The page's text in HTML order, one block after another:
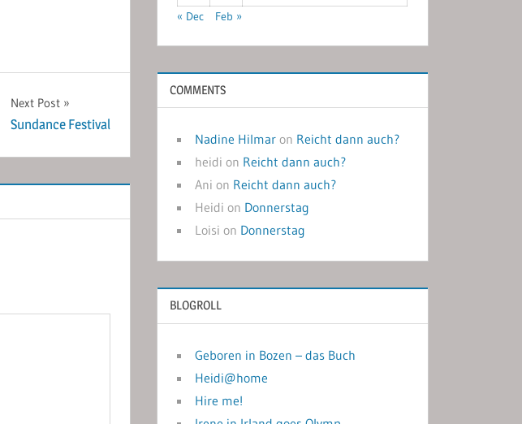
Next Post
Sundance Festival
« Dec
Feb »
COMMENTS
Nadine Hilmar on Reicht dann auch?
heidi on Reicht dann auch?
Ani on Reicht dann auch?
Heidi on Donnerstag
Loisi on Donnerstag
BLOGROLL
Geboren in Bozen – das Buch
Heidi@home
Hire me!